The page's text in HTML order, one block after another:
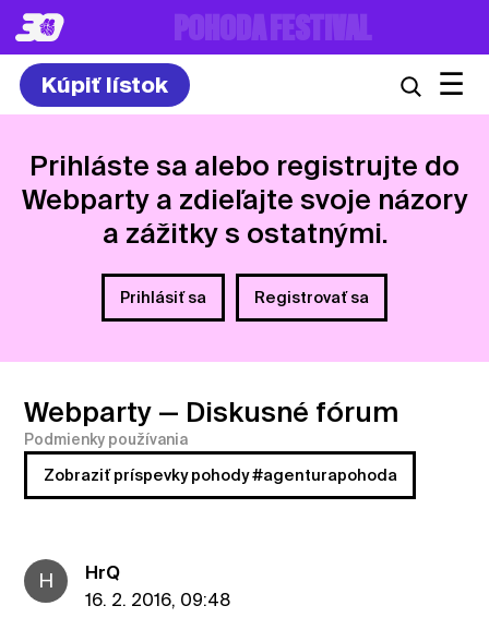
8. – 10.7.2027
Kúpiť lístok ☰
Prihláste sa alebo registrujte do
Webparty a zdieľajte svoje názory
a zážitky s ostatnými.
Prihlásiť sa Registrovať sa
Webparty — Diskusné fórum
Podmienky používania
Zobraziť príspevky pohody #agenturapohoda
H
HrQ
16. 2. 2016, 09:48